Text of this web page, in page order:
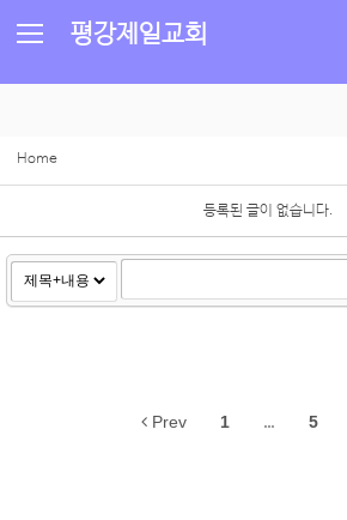
평강제일교회
Home
등록된 글이 없습니다.
Prev 1 ... 5